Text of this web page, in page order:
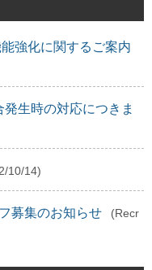
強化に関するご案内
生時の対応につきま
10/14)
募集のお知らせ
(Recr